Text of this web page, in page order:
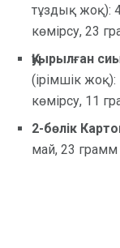
тұздық жоқ):
көмірсу, 23
Қуырылған
(ірімшік
көмірсу, 11
2-бөлік
май, 23 грамм